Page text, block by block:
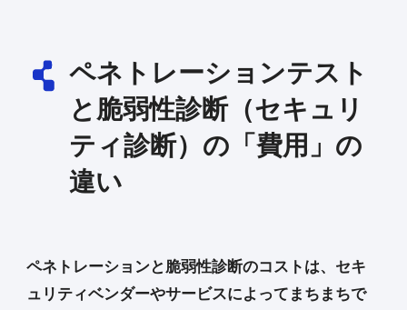
ペネトレーションテスト
と脆弱性診断（セキュリ
ティ診断）の「費用」の
違い
ペネトレーションと脆弱性診断のコストは、セキ
ュリティベンダーやサービスによってまちまちで